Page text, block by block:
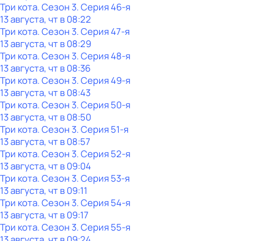
Три кота. Сезон 3. Серия 46-я
13 августа, чт в 08:22
Три кота. Сезон 3. Серия 47-я
13 августа, чт в 08:29
Три кота. Сезон 3. Серия 48-я
13 августа, чт в 08:36
Три кота. Сезон 3. Серия 49-я
13 августа, чт в 08:43
Три кота. Сезон 3. Серия 50-я
13 августа, чт в 08:50
Три кота. Сезон 3. Серия 51-я
13 августа, чт в 08:57
Три кота. Сезон 3. Серия 52-я
13 августа, чт в 09:04
Три кота. Сезон 3. Серия 53-я
13 августа, чт в 09:11
Три кота. Сезон 3. Серия 54-я
13 августа, чт в 09:17
Три кота. Сезон 3. Серия 55-я